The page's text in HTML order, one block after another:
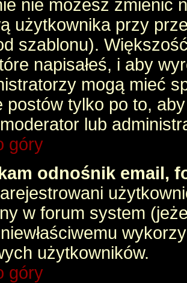
nie możesz zmienić
użytkownika przy
szablonu).
napisałeś, i aby
mogą mieć
postów tylko po to,
lub
góry
odnośnik email,
w forum system
użytkowników.
góry